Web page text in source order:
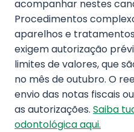
acompanhar nestes
Procedimentos
aparelhos e
exigem autorização
limites de valores, que
no mês de outubro. O
envio das notas fiscais
as autorizações. Saiba
odontológica aqui.